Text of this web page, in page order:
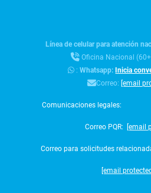
Línea de celular para atención
Oficina Nacional
:Whatsapp: Inicia
Correo: [email
Comunicaciones legales:
Correo PQR: [email
Correo para solicitudes
[email protected]